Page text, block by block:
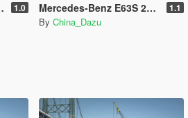
1.0 Mercedes-Benz E63S 2014 [Add-On] 1.1
By China_Dazu